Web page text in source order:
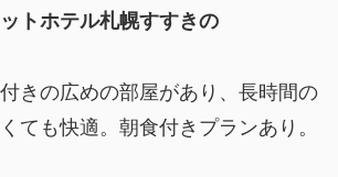
トホテル札幌すすきの
きの広めの部屋があり、長時間の
ても快適。朝食付きプランあり。